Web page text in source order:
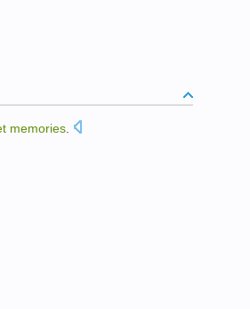
memories